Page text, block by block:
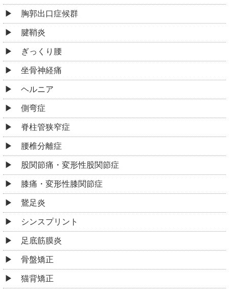
胸郭出口症候群
腱鞘炎
ぎっくり腰
坐骨神経痛
ヘルニア
側弯症
脊柱管狭窄症
腰椎分離症
股関節痛・変形性股関節症
膝痛・変形性膝関節症
鵞足炎
シンスプリント
足底筋膜炎
骨盤矯正
猫背矯正